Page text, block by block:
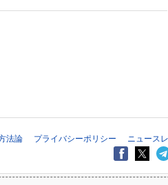
法論 プライバシーポリシー
ニュース